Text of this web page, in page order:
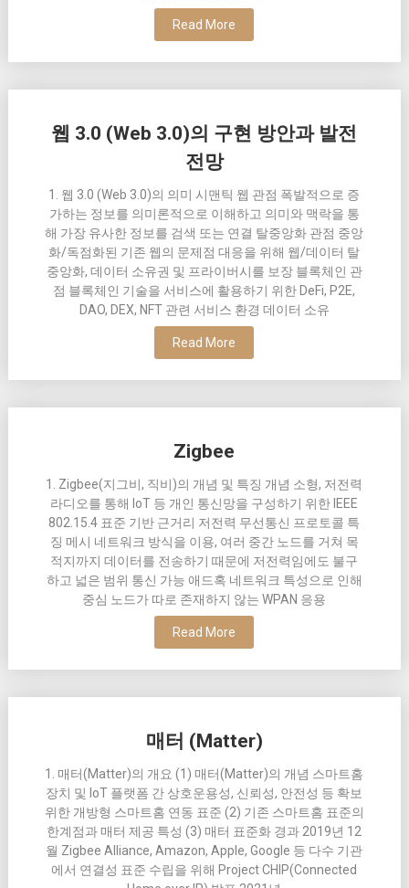
Read More
웹 3.0 (Web 3.0)의 구현 방안과 발전
전망
1. 웹 3.0 (Web 3.0)의 의미 시맨틱 웹 관점 폭발적으로 증
가하는 정보를 의미론적으로 이해하고 의미와 맥락을 통
해 가장 유사한 정보를 검색 또는 연결 탈중앙화 관점 중앙
화/독점화된 기존 웹의 문제점 대응을 위해 웹/데이터 탈
중앙화, 데이터 소유권 및 프라이버시를 보장 블록체인 관
점 블록체인 기술을 서비스에 활용하기 위한 DeFi, P2E,
DAO, DEX, NFT 관련 서비스 환경 데이터 소유
Read More
Zigbee
1. Zigbee(지그비, 직비)의 개념 및 특징 개념 소형, 저전력
라디오를 통해 IoT 등 개인 통신망을 구성하기 위한 IEEE
802.15.4 표준 기반 근거리 저전력 무선통신 프로토콜 특
징 메시 네트워크 방식을 이용, 여러 중간 노드를 거쳐 목
적지까지 데이터를 전송하기 때문에 저전력임에도 불구
하고 넓은 범위 통신 가능 애드혹 네트워크 특성으로 인해
중심 노드가 따로 존재하지 않는 WPAN 응용
Read More
매터 (Matter)
1. 매터(Matter)의 개요 (1) 매터(Matter)의 개념 스마트홈
장치 및 IoT 플랫폼 간 상호운용성, 신뢰성, 안전성 등 확보
위한 개방형 스마트홈 연동 표준 (2) 기존 스마트홈 표준의
한계점과 매터 제공 특성 (3) 매터 표준화 경과 2019년 12
월 Zigbee Alliance, Amazon, Apple, Google 등 다수 기관
에서 연결성 표준 수립을 위해 Project CHIP(Connected